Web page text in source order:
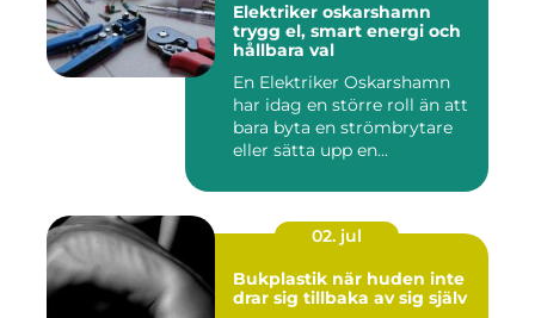
Elektriker oskarshamn
trygg el, smart energi och
hållbara val
En Elektriker Oskarshamn
har idag en större roll än att
bara byta en strömbrytare
eller sätta upp en...
02. jul
Bukplastik när huden inte
drar sig tillbaka av sig själv